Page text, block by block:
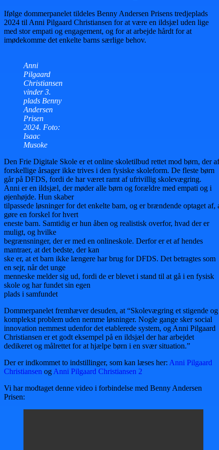
Ifølge dommerpanelet tildeles Benny Andersen Prisens tredjeplads
2024 til Anni Pilgaard Christiansen for at være en ildsjæl uden lige
med stor empati og engagement, og for at arbejde hårdt for at
imødekomme det enkelte barns særlige behov.
Anni
Pilgaard
Christiansen
vinder 3.
plads Benny
Andersen
Prisen
2024. Foto:
Isaac
Musoke
Den Frie Digitale Skole er et online skoletilbud rettet mod børn, der af
forskellige årsager ikke trives i den fysiske skoleform. De fleste børn
går på DFDS, fordi de har været ramt af ufrivillig skolevægring.
Anni er en ildsjæl, der møder alle børn og forældre med empati og i
øjenhøjde. Hun skaber
tilpassede løsninger for det enkelte barn, og er brændende optaget af,
gøre en forskel for hvert
eneste barn. Samtidig er hun åben og realistisk overfor, hvad der er
muligt, og hvilke
begrænsninger, der er med en onlineskole. Derfor er et af hendes
mantraer, at det bedste, der kan
ske er, at et barn ikke længere har brug for DFDS. Det betragtes som
en sejr, når det unge
menneske melder sig ud, fordi de er blevet i stand til at gå i en fysisk
skole og har fundet sin egen
plads i samfundet
Dommerpanelet fremhæver desuden, at “Skolevægring et stigende og
komplekst problem uden nemme løsninger. Nogle gange sker social
innovation nemmest udenfor det etablerede system, og Anni Pilgaard
Christiansen er et godt eksempel på en ildsjæl der har arbejdet
dedikeret og målrettet for at hjælpe børn i en svær situation.”
Der er indkommet to indstillinger, som kan læses her: Anni Pilgaard
Christiansen ogAnni Pilgaard Christiansen 2
Vi har modtaget denne video i forbindelse med Benny Andersen
Prisen: